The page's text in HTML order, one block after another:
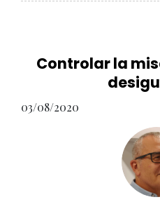
Controlar la
03/08/2020